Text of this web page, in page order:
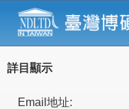
詳目顯示
Email地址: